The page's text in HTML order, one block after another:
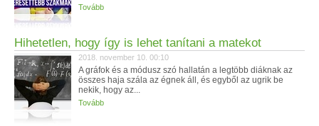
Tovább
Hihetetlen, hogy így is lehet tanítani a matekot
2018. november 10. 00:10
A gráfok és a módusz szó hallatán a legtöbb diáknak az
összes haja szála az égnek áll, és egyből az ugrik be
nekik, hogy az...
Tovább